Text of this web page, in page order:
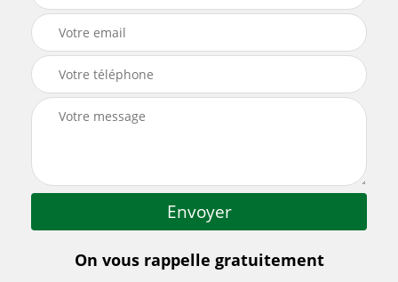
On vous rappelle gratuitement